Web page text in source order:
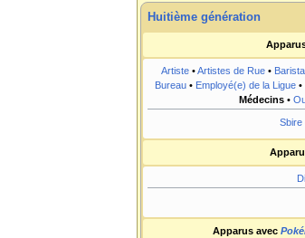
Huitième génération
Artiste •Artistes de Rue • Barista
Bureau • Employé(e) de la Ligue •
Médecins•
Sbire
Apparus avec